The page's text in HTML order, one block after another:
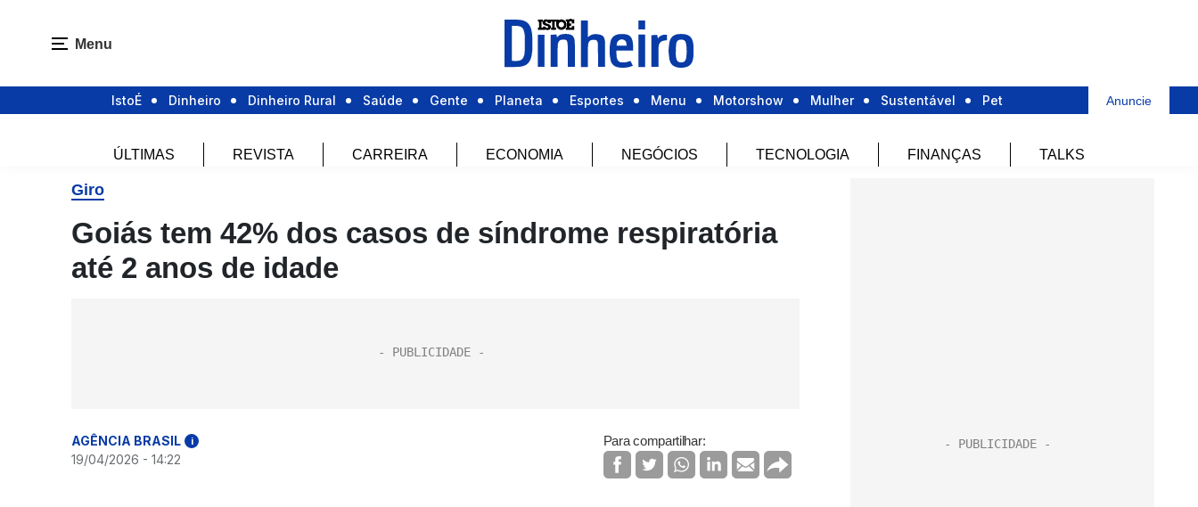
Menu
IstoÉ Dinheiro Dinheiro Rural Saúde Gente Planeta Esportes Menu Motorshow Mulher Sustentável Pet Anuncie
ÚLTIMAS REVISTA CARREIRA ECONOMIA NEGÓCIOS TECNOLOGIA FINANÇAS TALKS
Giro
Goiás tem 42% dos casos de síndrome respiratória
até 2 anos de idade
AGÊNCIA BRASIL i
19/04/2026 - 14:22
Para compartilhar: